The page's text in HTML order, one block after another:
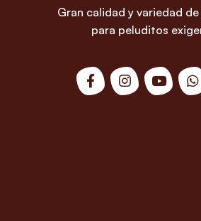
Gran calidad y variedad
para peluditos